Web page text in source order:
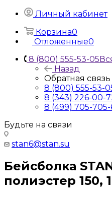
Личный кабинет
Корзина0
Отложенные0
8 (800) 555-53-05
Назад
Обратная связь
8 (800) 555-53-
8 (343) 226-00-
8 (499) 705-705-
Будьте на связи
stan6@stan.su
Бейсболка
полиэстер 150,